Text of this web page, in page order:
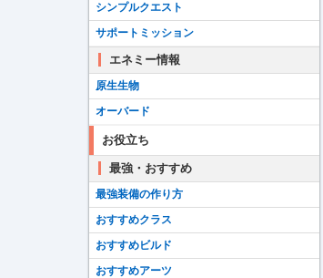
シンプルクエスト
サポートミッション
エネミー情報
原生生物
オーバード
お役立ち
最強・おすすめ
最強装備の作り方
おすすめクラス
おすすめビルド
おすすめアーツ